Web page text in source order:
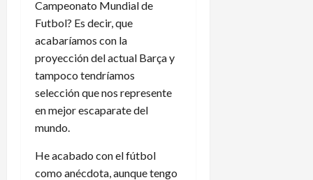
Campeonato Mundial de
Futbol? Es decir, que
acabaríamos con la
proyección del actual Barça y
tampoco tendríamos
selección que nos represente
en mejor escaparate del
mundo.
He acabado con el fútbol
como anécdota, aunque tengo